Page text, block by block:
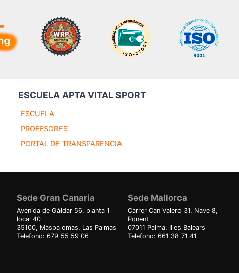
ESCUELA APTA VITAL SPORT
ESCUELA
PROFESORES
PORTAL DE TRANSPARENCIA
Sede Gran Canaria
Avenida de Gáldar 56, planta 1
local 40
35100, Maspalomas, Las Palmas
Telefono: 679 55 59 06
Sede Mallorca
Carrer Can Valero 31, Nave 8,
Ponent
07011 Palma, Illes Balears
Telefono: 661 38 71 41